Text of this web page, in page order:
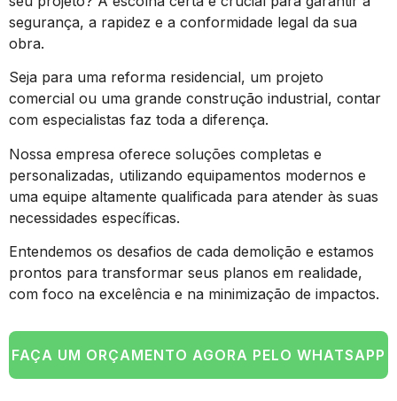
segurança, a rapidez e a conformidade legal da sua
obra.
Seja para uma reforma residencial, um projeto
comercial ou uma grande construção industrial, contar
com especialistas faz toda a diferença.
Nossa empresa oferece soluções completas e
personalizadas, utilizando equipamentos modernos e
uma equipe altamente qualificada para atender às suas
necessidades específicas.
Entendemos os desafios de cada demolição e estamos
prontos para transformar seus planos em realidade,
com foco na excelência e na minimização de impactos.
FAÇA UM ORÇAMENTO AGORA PELO WHATSAPP